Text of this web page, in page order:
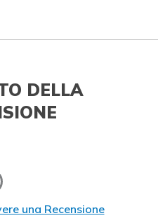
DELLA
una Recensione